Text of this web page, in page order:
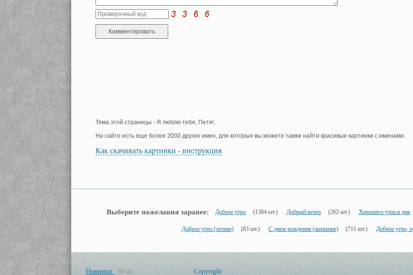
Тема этой страницы - Я люблю тебя, Петя!.
На сайте есть еще более 2000 других имен, для которых вы можете также найти красивые картинки с именами.
Как скачивать картинки - инструкция
Выберите пожелания заранее: Доброе утро (1384 шт.) Добрый вечер (262 шт.) Хорошего утра и дня
Доброе утро (летние) (83 шт.) С днем рождения (женщине) (711 шт.) Доброе утро,
Новинки 50 шт. Copyright